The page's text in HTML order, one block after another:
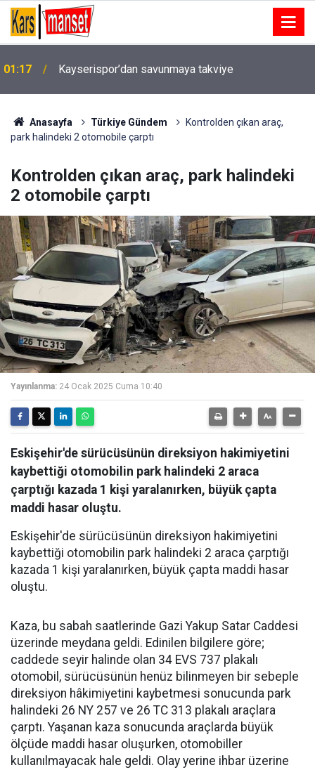
01:13
imzaladı
Anasayfa Türkiye Gündem
Kontrolden çıkan araç,
park halindeki 2 otomobile çarptı
Kontrolden çıkan araç, park halindeki
2 otomobile çarptı
Yayınlanma: 24 Ocak 2025 Cuma 10:40
Eskişehir'de sürücüsünün direksiyon hakimiyetini
kaybettiği otomobilin park halindeki 2 araca
çarptığı kazada 1 kişi yaralanırken, büyük çapta
maddi hasar oluştu.
Eskişehir'de sürücüsünün direksiyon hakimiyetini
kaybettiği otomobilin park halindeki 2 araca çarptığı
kazada 1 kişi yaralanırken, büyük çapta maddi hasar
oluştu.
Kaza, bu sabah saatlerinde Gazi Yakup Satar Caddesi
üzerinde meydana geldi. Edinilen bilgilere göre;
caddede seyir halinde olan 34 EVS 737 plakalı
otomobil, sürücüsünün henüz bilinmeyen bir sebeple
direksiyon hâkimiyetini kaybetmesi sonucunda park
halindeki 26 NY 257 ve 26 TC 313 plakalı araçlara
çarptı. Yaşanan kaza sonucunda araçlarda büyük
ölçüde maddi hasar oluşurken, otomobiller
kullanılmayacak hale geldi. Olay yerine ihbar üzerine